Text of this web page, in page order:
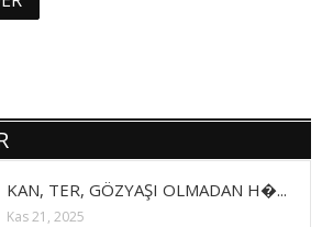
KAN, TER, GÖZYAŞI OLMADAN H�...
Kas 21, 2025